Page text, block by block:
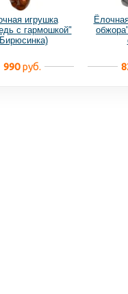
игрушка
с гармошкой"
990руб.